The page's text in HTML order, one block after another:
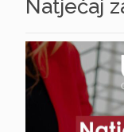
Natječaj